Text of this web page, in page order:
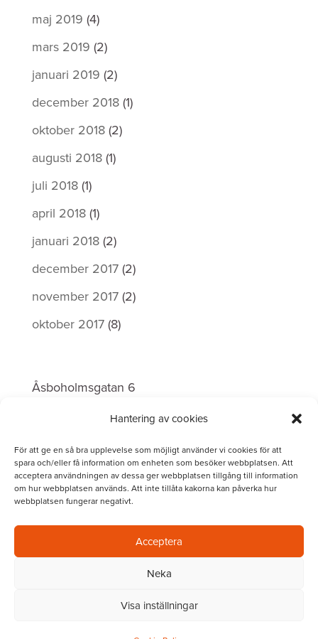
Hantering av cookies
För att ge en så bra upplevelse som möjligt använder vi cookies för att
spara och/eller få information om enheten som besöker webbplatsen. Att
acceptera användningen av dessa ger webbplatsen tillgång till information
om hur webbplatsen används. Att inte tillåta kakorna kan påverka hur
webbplatsen fungerar negativt.
Acceptera
Neka
Visa inställningar
maj 2019 (4)
mars 2019 (2)
januari 2019 (2)
december 2018(1)
oktober 2018(2)
augusti 2018(1)
juli 2018(1)
april 2018(1)
januari 2018(2)
december 2017(2)
november 2017(2)
oktober 2017(8)
Åsboholmsgatan 6
IT-Portal|Integritetspolicy